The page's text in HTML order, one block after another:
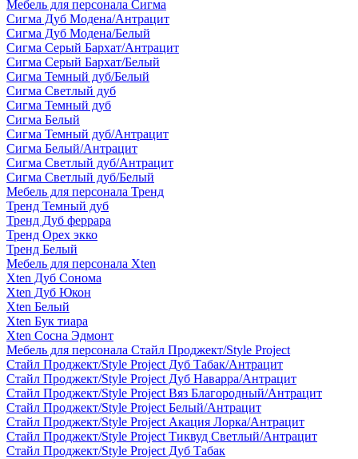
Мебель для персонала Сигма
Сигма Дуб Модена/Антрацит
Сигма Дуб Модена/Белый
Сигма Серый Бархат/Антрацит
Сигма Серый Бархат/Белый
Сигма Темный дуб/Белый
Сигма Светлый дуб
Сигма Темный дуб
Сигма Белый
Сигма Темный дуб/Антрацит
Сигма Белый/Антрацит
Сигма Светлый дуб/Антрацит
Сигма Светлый дуб/Белый
Мебель для персонала Тренд
Тренд Темный дуб
Тренд Дуб феррара
Тренд Орех экко
Тренд Белый
Мебель для персонала Xten
Xten Дуб Сонома
Xten Дуб Юкон
Xten Белый
Xten Бук тиара
Xten Сосна Эдмонт
Мебель для персонала Стайл Проджект/Style Project
Стайл Проджект/Style Project Дуб Табак/Антрацит
Стайл Проджект/Style Project Дуб Наварра/Антрацит
Стайл Проджект/Style Project Вяз Благородный/Антрацит
Стайл Проджект/Style Project Белый/Антрацит
Стайл Проджект/Style Project Акация Лорка/Антрацит
Стайл Проджект/Style Project Тиквуд Светлый/Антрацит
Стайл Проджект/Style Project Дуб Табак